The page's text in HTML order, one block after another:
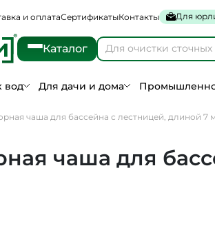
и оплатаСертификатыКонтакты Для
Каталог
вод Для дачи и дома
чаша для бассейна с лестницей, длиной 7
чаша для